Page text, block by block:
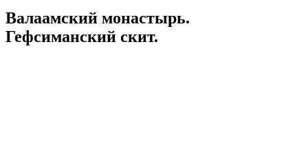
Валаамский монастырь.
Гефсиманский скит.